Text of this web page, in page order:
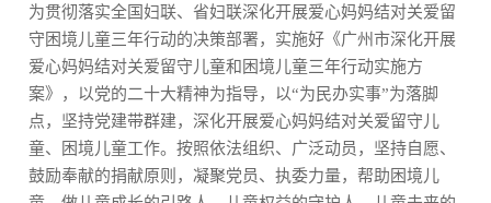
为贯彻落实全国妇联、省妇联深化开展爱心妈妈结对关爱留
守困境儿童三年行动的决策部署，实施好《广州市深化开展
爱心妈妈结对关爱留守儿童和困境儿童三年行动实施方
案》，以党的二十大精神为指导，以“为民办实事”为落脚
点，坚持党建带群建，深化开展爱心妈妈结对关爱留守儿
童、困境儿童工作。按照依法组织、广泛动员，坚持自愿、
鼓励奉献的捐献原则，凝聚党员、执委力量，帮助困境儿